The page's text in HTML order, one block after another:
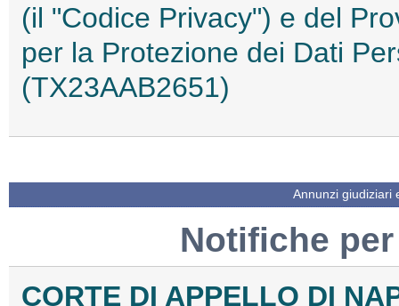
(il "Codice Privacy") e del
per la Protezione dei Dati
(TX23AAB2651)
Annunzi giudiziari
Notifiche
CORTE DI APPELLO DI